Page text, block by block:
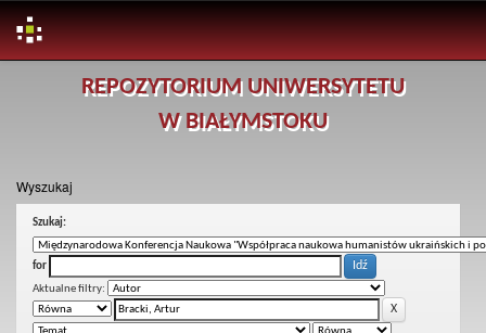
REPOZYTORIUM UNIWERSYTETU
W BIAŁYMSTOKU
Wyszukaj
Szukaj:
for
Aktualne filtry: